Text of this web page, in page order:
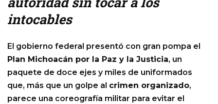
intocables
El gobierno federal presentó con gran pompa el
Plan Michoacán por la Paz y la Justicia, un
paquete de doce ejes y miles de uniformados
que, más que un golpe al crimen organizado,
parece una coreografía militar para evitar el